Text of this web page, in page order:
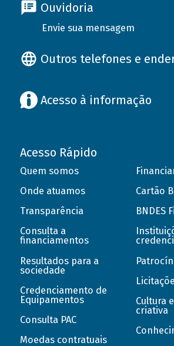
Ouvidoria
Envie sua mensagem
Outros telefones e
Acesso à informação
Acesso Rápido
Quem somos
Onde atuamos
Transparência
Consulta a
financiamentos
Resultados para a
sociedade
Credenciamento de
Equipamentos
Consulta PAC
Moedas contratuais
Cartão
BNDES
Cultura
criativa